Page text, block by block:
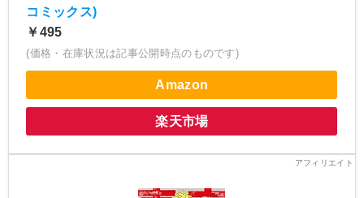
コミックス)
￥495
(価格・在庫状況は記事公開時点のものです)
Amazon
楽天市場